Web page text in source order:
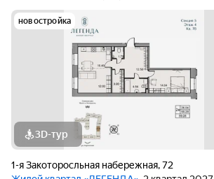
новостройка
3D-тур
1-я Закоторосльная набережная,72